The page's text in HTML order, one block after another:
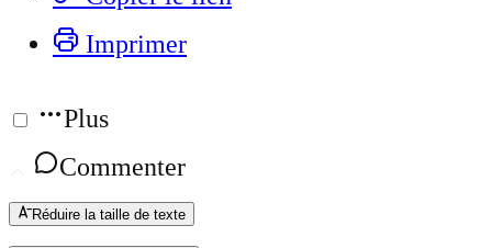
Imprimer
Plus
Commenter
Réduire la taille de texte